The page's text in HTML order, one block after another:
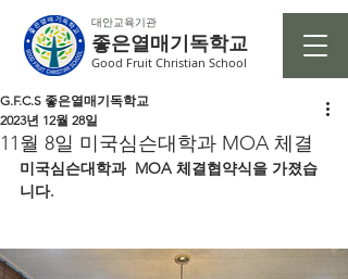
대안교육기관
좋은열매기독학교
Good Fruit Christian School
11월 8일 미국심슨대학과 MOA 체결
G.F.C.S 좋은열매기독학교
2023년 12월 28일
미국심슨대학과  MOA 체결협약식을 가졌습
니다.